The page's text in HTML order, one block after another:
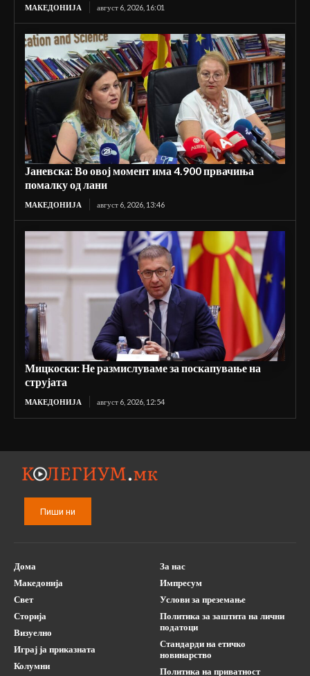
МАКЕДОНИЈА август 6, 2026, 16:01
Јаневска: Во овој момент има 4.900 првачиња
помалку од лани
МАКЕДОНИЈА август 6, 2026, 13:46
Мицкоски: Не размислуваме за поскапување на
струјата
МАКЕДОНИЈА август 6, 2026, 12:54
Пиши ни
Дома
Македонија
Свет
Сторија
Визуелно
Играј ја приказната
Колумни
За нас
Импресум
Услови за преземање
Политика за заштита на лични
податоци
Стандарди на етичко
новинарство
Политика на приватност